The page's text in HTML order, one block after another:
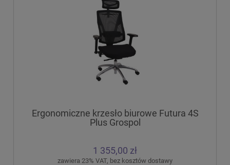
Ergonomiczne krzesło biurowe Futura 4S
Plus Grospol
1 355,00 zł
zawiera 23% VAT, bez kosztów dostawy